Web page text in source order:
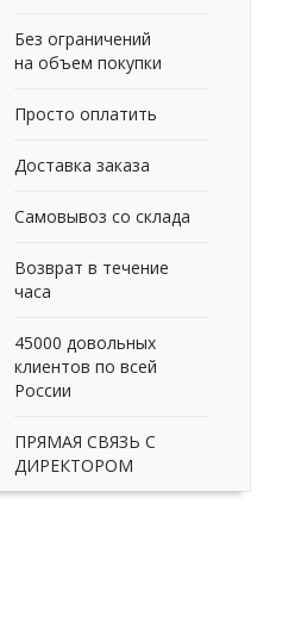
Без ограничений
на объем покупки
Просто оплатить
Доставка заказа
Самовывоз со склада
Возврат в течение
часа
45000 довольных
клиентов по всей
России
ПРЯМАЯ СВЯЗЬ С
ДИРЕКТОРОМ